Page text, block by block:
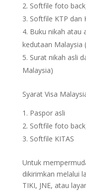
Softfile foto
Softfile KTP dan
Buku nikah atau
kedutaan Malaysia
Surat nikah asli
Malaysia)
Syarat Visa
Paspor asli
Softfile foto
Softfile KITAS
Untuk
dikirimkan melalui
TIKI, JNE, atau